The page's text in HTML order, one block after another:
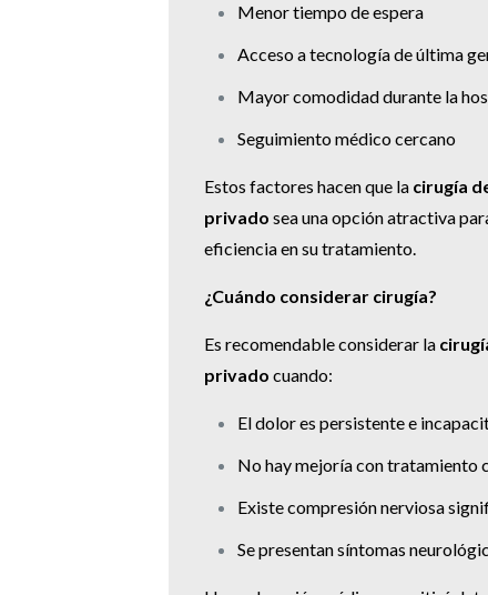
Menor tiempo de espera
Acceso a tecnología de última
Mayor comodidad durante la
Seguimiento médico cercano
Estos factores hacen que la cirugía
privado sea una opción atractiva
eficiencia en su tratamiento.
¿Cuándo considerar cirugía?
Es recomendable considerar la
privado cuando:
El dolor es persistente e
No hay mejoría con tratamiento
Existe compresión nerviosa
Se presentan síntomas